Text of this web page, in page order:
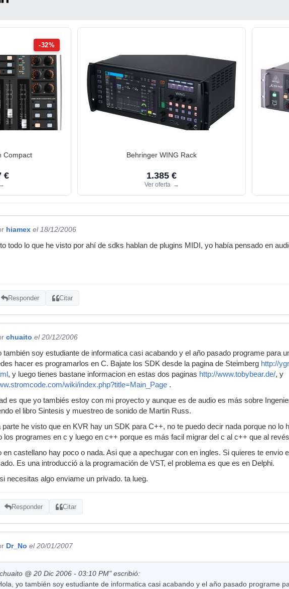
-32%
Compact
€
→
Behringer WING Rack
1.385 €
Ver oferta →
hiamex el 18/12/2006
todo lo que he visto por ahí de sdks hablan de plugins MIDI, yo había pensado en
Responder Citar
chuaito el 20/12/2006
también soy estudiante de informatica casi acabando y el año pasado programe para
hacer es programarlos en C. Bajate los SDK desde la pagina de Steimberg http://
, y luego tienes bastane informacion en estas dos paginas http://www.tobybear.de/, y
wiki/index.php?title=Main_Page .
es que yo tambiés estoy con mi proyecto y aunque es de audio es más sobre
el libro Sintesis y muestreo de sonido de Martin Russ.
parte he visto que en KVR hay un SDK para C++, no te puedo decir nada porque no lo
los programes en c y luego en c++ porque es más facil migrar del c al c++ que al
en castellano hay poco o nada. Asi que a apechugar con en ingles. Si quieres te envio
Es una introducció a la programación de VST, el problema es que es en Delphi.
necesitas algo enviame un privado. ta lueg.
Responder Citar
Dr_No el 20/01/2007
@ 20 Dic 2006 - 03:10 PM" escribió:
yo también soy estudiante de informatica casi acabando y el año pasado programe